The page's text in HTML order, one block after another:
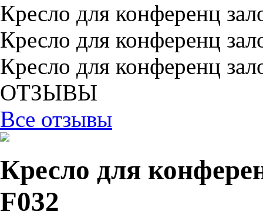
Кресло для конференц
Кресло для конференц
Кресло для конференц
ОТЗЫВЫ
Все отзывы
Кресло для
F032